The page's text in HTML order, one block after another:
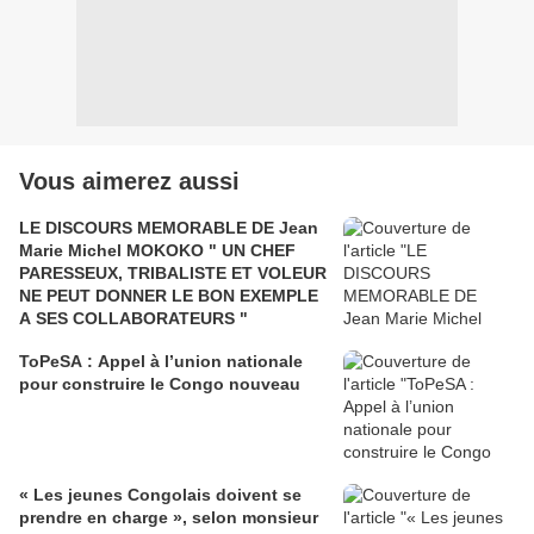
Vous aimerez aussi
LE DISCOURS MEMORABLE DE Jean
Marie Michel MOKOKO " UN CHEF
PARESSEUX, TRIBALISTE ET VOLEUR
NE PEUT DONNER LE BON EXEMPLE
A SES COLLABORATEURS "
ToPeSA : Appel à l’union nationale
pour construire le Congo nouveau
« Les jeunes Congolais doivent se
prendre en charge », selon monsieur